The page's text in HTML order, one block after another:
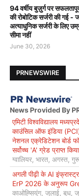
94 वर्षीय बुज़ुर्ग पर
की रोबोटिक सर्जरी की गई -
अत्याधुनिक सर्जरी के लिए
सीमा नहीं
June 30, 2026
PRNEWSWIRE
News Provided By
एमिटी विश्वविद्यालय
काउंसिल ऑफ इंडिया
नेशनल एक्रेडिटेशन बोर्ड
सर्वोच्च 'A' ग्रेड प्राप्त
ग्वालियर, भारत,
अगली पीढ़ी के AI
ErP 2026 के अनुरूप
काओह्सियुंग, जुलाई, बुध,